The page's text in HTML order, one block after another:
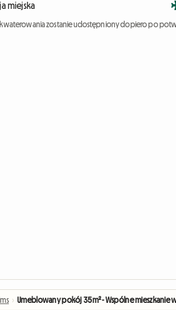
miejska
zostanie udostępniony dopiero po
› Umeblowany pokój 35m² - Wspólne mieszkanie w